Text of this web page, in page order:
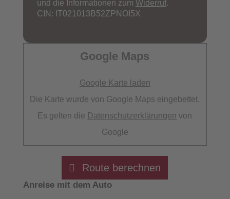
und die Informationen zum Widerruf.
CIN: IT021013B52ZPNOI5X
Google Maps
Google Karte laden
Die Karte wurde von Google Maps eingebettet.
Es gelten die Datenschutzerklärungen von
Google
Route berechnen
Anreise mit dem Auto